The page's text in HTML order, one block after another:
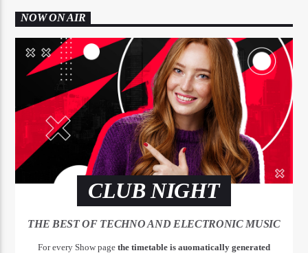
NOW ON AIR
CLUB NIGHT
THE BEST OF TECHNO AND ELECTRONIC MUSIC
For every Show page the timetable is auomatically generated